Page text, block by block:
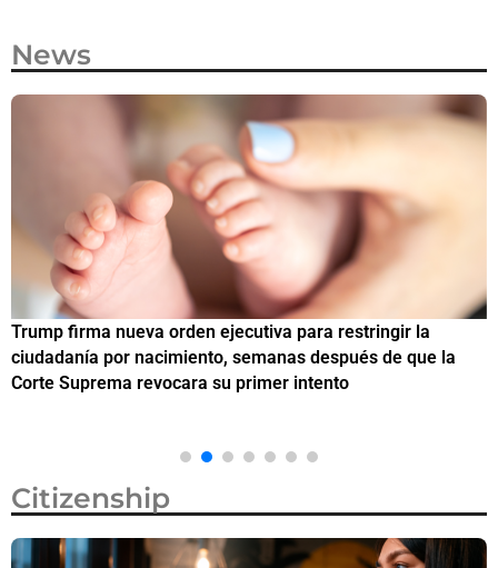
News
Trump firma nueva orden ejecutiva para restringir la
ciudadanía por nacimiento, semanas después de que la
Corte Suprema revocara su primer intento
Citizenship